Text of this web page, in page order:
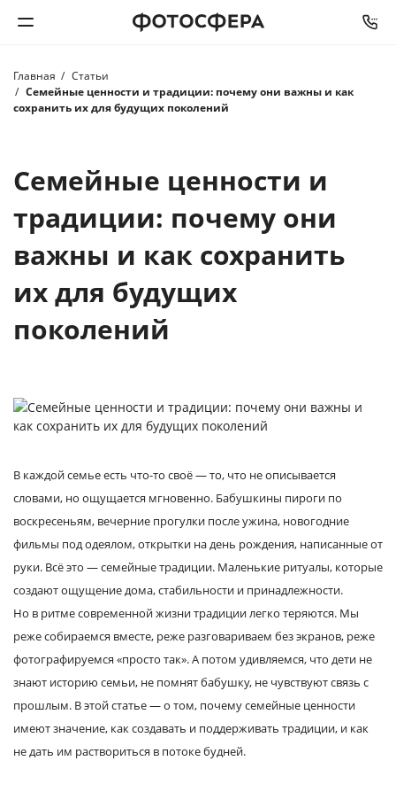
Печать фото
Календари
Интерьерная печать
Багетная мастерская
Услуги и сервис
Главная
Статьи
Семейные ценности и традиции: почему они важны и как
сохранить их для будущих поколений
Семейные ценности и
традиции: почему они
важны и как сохранить
их для будущих
поколений
В каждой семье есть что-то своё — то, что не описывается
словами, но ощущается мгновенно. Бабушкины пироги по
воскресеньям, вечерние прогулки после ужина, новогодние
фильмы под одеялом, открытки на день рождения, написанные от
руки. Всё это — семейные традиции. Маленькие ритуалы, которые
создают ощущение дома, стабильности и принадлежности.
Но в ритме современной жизни традиции легко теряются. Мы
реже собираемся вместе, реже разговариваем без экранов, реже
фотографируемся «просто так». А потом удивляемся, что дети не
знают историю семьи, не помнят бабушку, не чувствуют связь с
прошлым. В этой статье — о том, почему семейные ценности
имеют значение, как создавать и поддерживать традиции, и как
не дать им раствориться в потоке будней.